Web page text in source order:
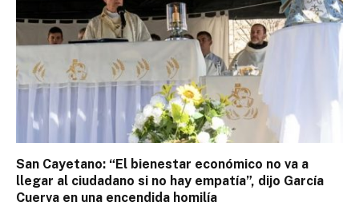
San Cayetano: “El bienestar económico no va a
llegar al ciudadano si no hay empatía”, dijo García
Cuerva en una encendida homilía